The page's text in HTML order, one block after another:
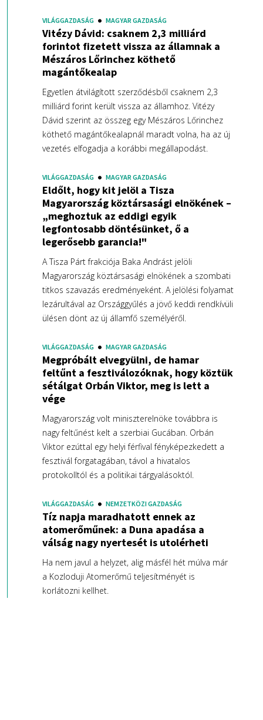
VILÁGGAZDASÁG MAGYAR GAZDASÁG
Vitézy Dávid: csaknem 2,3 milliárd
forintot fizetett vissza az államnak a
Mészáros Lőrinchez köthető
magántőkealap
Egyetlen átvilágított szerződésből csaknem 2,3
milliárd forint került vissza az államhoz. Vitézy
Dávid szerint az összeg egy Mészáros Lőrinchez
köthető magántőkealapnál maradt volna, ha az új
vezetés elfogadja a korábbi megállapodást.
VILÁGGAZDASÁG MAGYAR GAZDASÁG
Eldőlt, hogy kit jelöl a Tisza
Magyarország köztársasági elnökének –
„meghoztuk az eddigi egyik
legfontosabb döntésünket, ő a
legerősebb garancia!"
A Tisza Párt frakciója Baka Andrást jelöli
Magyarország köztársasági elnökének a szombati
titkos szavazás eredményeként. A jelölési folyamat
lezárultával az Országgyűlés a jövő keddi rendkívüli
ülésen dönt az új államfő személyéről.
VILÁGGAZDASÁG MAGYAR GAZDASÁG
Megpróbált elvegyülni, de hamar
feltűnt a fesztiválozóknak, hogy köztük
sétálgat Orbán Viktor, meg is lett a
vége
Magyarország volt miniszterelnöke továbbra is
nagy feltűnést kelt a szerbiai Gucában. Orbán
Viktor ezúttal egy helyi férfival fényképezkedett a
fesztivál forgatagában, távol a hivatalos
protokolltól és a politikai tárgyalásoktól.
VILÁGGAZDASÁG NEMZETKÖZI GAZDASÁG
Tíz napja maradhatott ennek az
atomerőműnek: a Duna apadása a
válság nagy nyertesét is utolérheti
Ha nem javul a helyzet, alig másfél hét múlva már
a Kozloduji Atomerőmű teljesítményét is
korlátozni kellhet.